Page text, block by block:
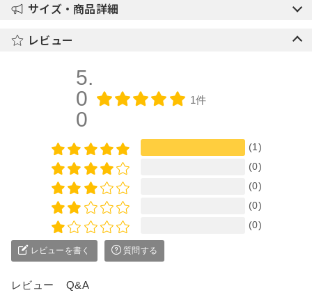
サイズ・商品詳細
レビュー
5.
0
0
1件
(1)
(0)
(0)
(0)
(0)
レビューを書く 質問する
レビュー Q&A